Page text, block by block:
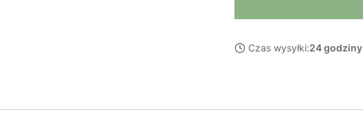
Czas wysyłki:24 godziny